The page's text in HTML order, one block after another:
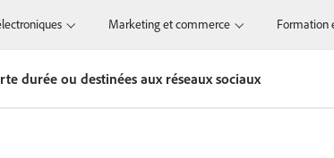
Marketing et commerce Formation
durée ou destinées aux réseaux sociaux